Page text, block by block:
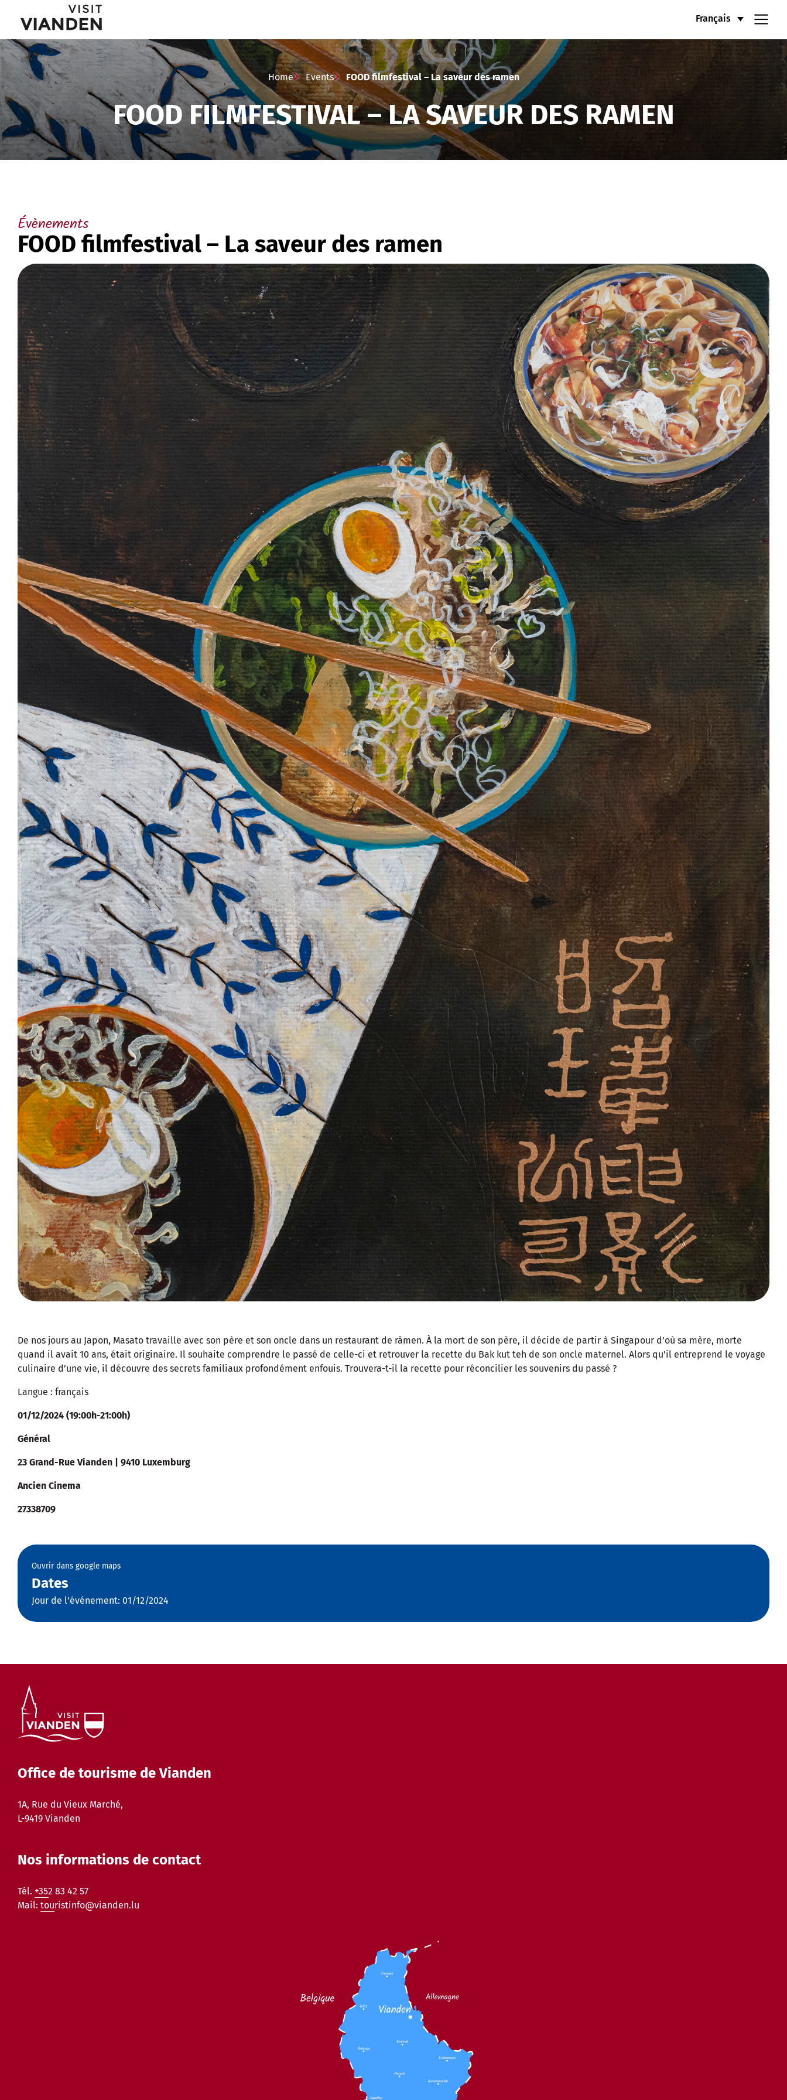
Français
FOOD
filmfestival
–
La
saveur
des
ramen
Menu
de
navigation
principal
Home Events FOOD filmfestival – La saveur des ramen
FOOD FILMFESTIVAL – LA SAVEUR DES RAMEN
Évènements
FOOD filmfestival – La saveur des ramen
De nos jours au Japon, Masato travaille avec son père et son oncle dans un restaurant de rāmen. À la mort de son père, il décide de partir à Singapour d’où sa mère, morte
quand il avait 10 ans, était originaire. Il souhaite comprendre le passé de celle-ci et retrouver la recette du Bak kut teh de son oncle maternel. Alors qu’il entreprend le voyage
culinaire d’une vie, il découvre des secrets familiaux profondément enfouis. Trouvera-t-il la recette pour réconcilier les souvenirs du passé ?
Langue : français
01/12/2024 (19:00h-21:00h)
Général
23 Grand-Rue Vianden | 9410 Luxemburg
Ancien Cinema
27338709
Ouvrir dans google maps
Dates
Jour de l’événement: 01/12/2024
Office de tourisme de Vianden
1A, Rue du Vieux Marché,
L-9419 Vianden
Nos informations de contact
Tél. +352 83 42 57
Mail: touristinfo@vianden.lu